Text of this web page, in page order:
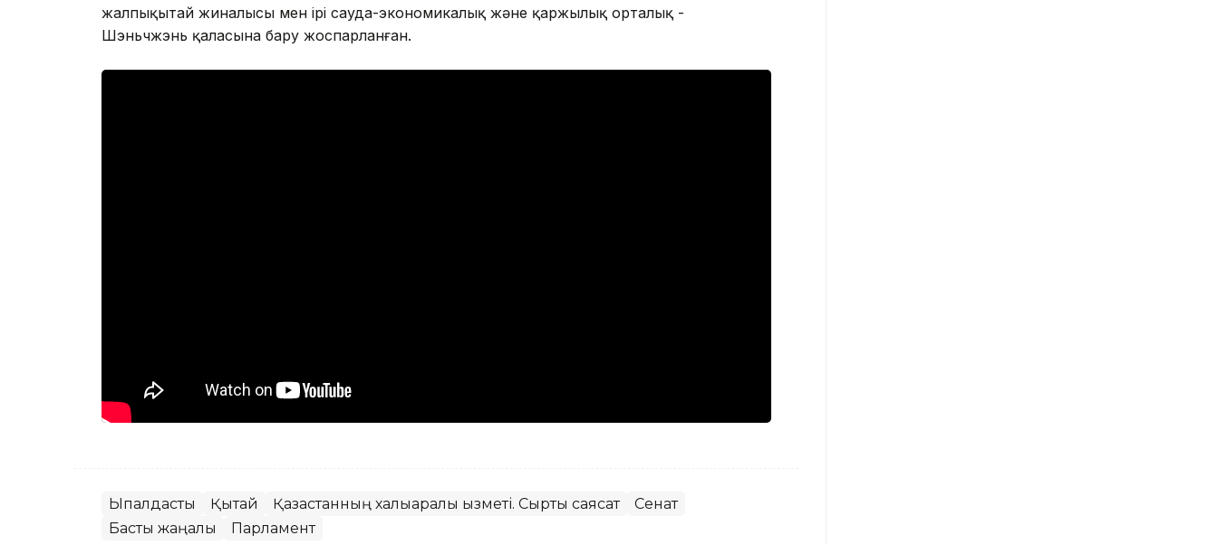
жалпықытай жиналысы мен ірі сауда-экономикалық және қаржылық орталық -
Шэньчжэнь қаласына бару жоспарланған.
Ықпалдастық Қытай Қазақстанның халықаралық қызметі. Сыртқы саясат
Сенат
Басты жаңалық
Парламент